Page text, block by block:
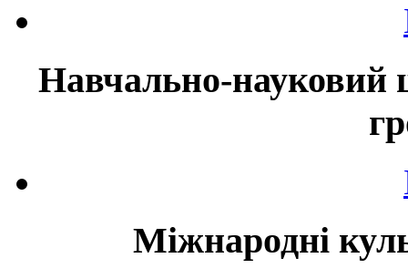
Навчально-науковий
Міжнародні